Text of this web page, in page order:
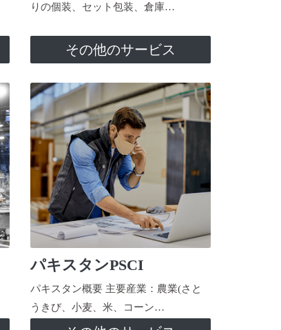
りの個装、セット包装、倉庫…
その他のサービス
パキスタンPSCI
パキスタン概要 主要産業：農業(さと
うきび、小麦、米、コーン…